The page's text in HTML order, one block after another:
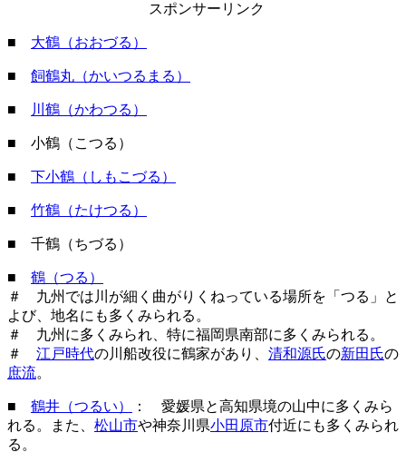
スポンサーリンク
■ 大鶴（おおづる）
■ 飼鶴丸（かいつるまる）
■ 川鶴（かわつる）
■ 小鶴（こつる）
■ 下小鶴（しもこづる）
■ 竹鶴（たけつる）
■ 千鶴（ちづる）
■ 鶴（つる）
＃ 九州では川が細く曲がりくねっている場所を「つる」と
よび、地名にも多くみられる。
＃ 九州に多くみられ、特に福岡県南部に多くみられる。
＃ 江戸時代の川船改役に鶴家があり、 清和源氏の新田氏の
庶流。
■ 鶴井（つるい）
： 愛媛県と高知県境の山中に多くみら
れる。また、 松山市や神奈川県小田原市付近にも多くみられ
る。